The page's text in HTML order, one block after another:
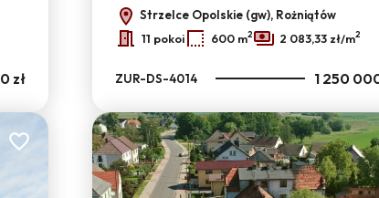
zł
Strzelce Opolskie (gw), Rożniątów
11 pokoi
600 m2 2 083,33 zł/m2
ZUR-DS-4014 1 250
Dodaj do ulubionych